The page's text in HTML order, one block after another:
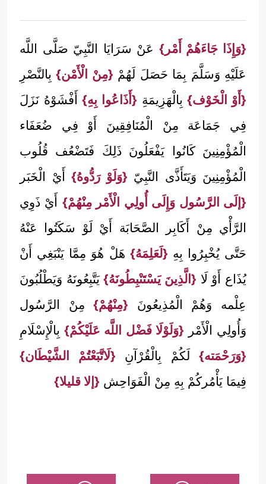
{وَإِذَا جَاءَهُمْ أَمْر} عَنْ سَرَايَا النَّبِيّ صَلَّى اللَّه
عَلَيْهِ وَسَلَّمَ بِمَا حَصَلَ لَهُمْ {مِنْ الْأَمْن}بِالنَّصْرِ
{أَوْ الْخَوْف}بِالْهَزِيمَةِ {أَذَاعُوا بِهِ}أَفْشَوْهُ نَزَلَ
فِي جَمَاعَة مِنْ الْمُنَافِقِينَ أَوْ فِي ضُعَفَاء
الْمُؤْمِنِينَ كَانُوا يَفْعَلُونَ ذَلِكَ فَتَضْعُف قُلُوب
الْمُؤْمِنِينَ وَيَتَأَذَّى النَّبِيّ {وَلَوْ رَدُّوهُ} أَيْ الْخَبَر
{إلَى الرَّسُول وَإِلَى أُولِي الْأَمْر مِنْهُمْ} أَيْ ذَوِي
الرَّأْي مِنْ أَكَابِر الصَّحَابَة أَيْ لَوْ سَكَتُوا عَنْهُ
حَتَّى يُخْبِرُوا بِهِ {لَعَلِمَهُ} هَلْ هُوَ مِمَّا يَنْبَغِي أَنْ
يُذَاع أَوْ لَا {الَّذِينَ يَسْتَنْبِطُونَهُ}يَتَّبِعُونَهُ وَيَطْلُبُونَ
عِلْمه وَهُمْ الْمُذِيعُونَ {مِنْهُمْ}مِنْ الرَّسُول
وَأُولِي الْأَمْر {وَلَوْلَا فَضْل اللَّه عَلَيْكُمْ}بِالْإِسْلَامِ
{وَرَحْمَته} لَكُمْ بِالْقُرْآنِ {لَاتَّبَعْتُمْ الشَّيْطَان}
فِيمَا يَأْمُركُمْ بِهِ مِنْ الْفَوَاحِش {إلا قليلا}